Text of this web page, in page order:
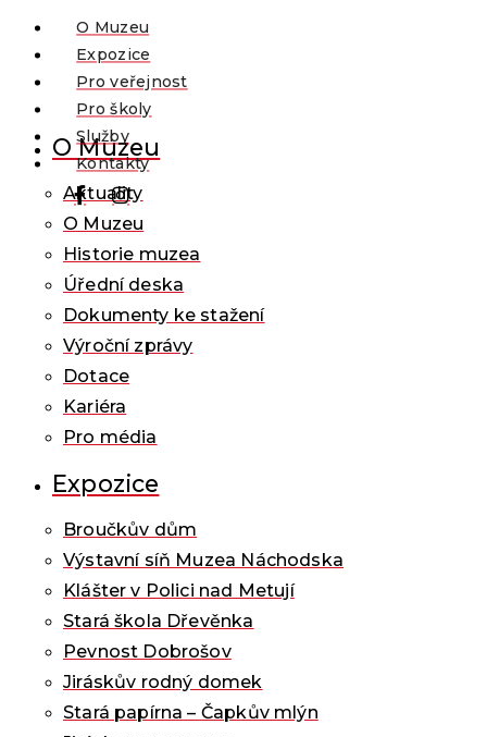
O Muzeu
Expozice
Pro veřejnost
Pro školy
Služby
Kontakty
O Muzeu
Aktuality
O Muzeu
Historie muzea
Úřední deska
Dokumenty ke stažení
Výroční zprávy
Dotace
Kariéra
Pro média
Expozice
Broučkův dům
Výstavní síň Muzea Náchodska
Klášter v Polici nad Metují
Stará škola Dřevěnka
Pevnost Dobrošov
Jiráskův rodný domek
Stará papírna – Čapkův mlýn